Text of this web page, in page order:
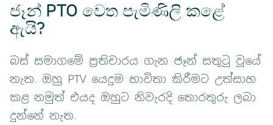
ජෑන් PTO වෙත පැමිණිලි කළේ
ඇයි?
බස් සමාගමේ ප්‍රතිචාරය ගැන ජෑන් සතුටු වූයේ
නැත. ඔහු PTV යෙදුම භාවිතා කිරීමට උත්සාහ
කළ නමුත් එයද ඔහුට නිවැරදි තොරතුරු ලබා
දුන්නේ නැත.